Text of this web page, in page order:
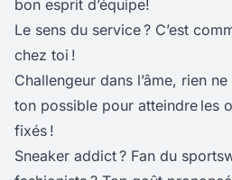
bon esprit d’équipe!
Le sens du service ? C’est
chez toi !
Challengeur dans l’âme, rien
ton possible pour atteindre les
fixés !
Sneaker addict ? Fan du